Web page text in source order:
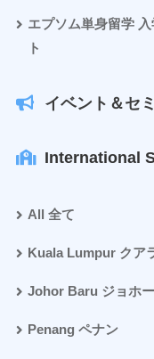
エプソム単身留学
ト
イベント＆セ
International
All 全て
Kuala Lumpur クア
Johor Baru ジョホ
Penang ペナン